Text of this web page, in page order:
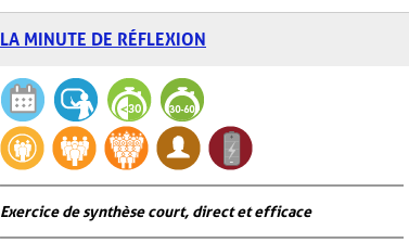
LA MINUTE DE RÉFLEXION
Exercice de synthèse court, direct et efficace